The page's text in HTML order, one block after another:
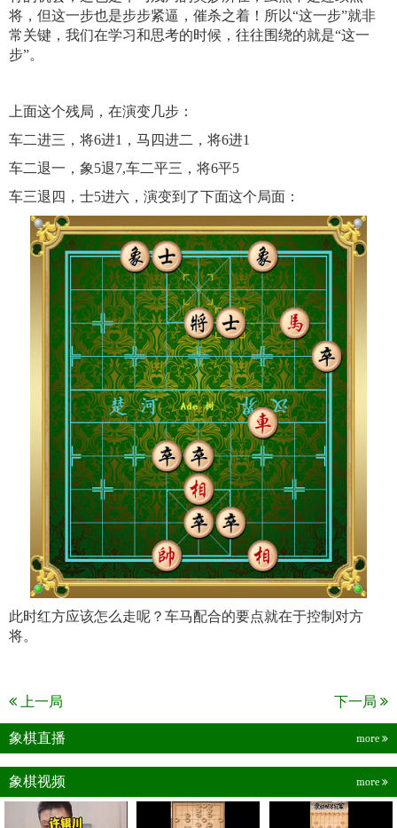
将，但这一步也是步步紧逼，催杀之着！所以“这一步”就非
常关键，我们在学习和思考的时候，往往围绕的就是“这一
步”。
上面这个残局，在演变几步：
车二进三，将6进1，马四进二，将6进1
车二退一，象5退7,车二平三，将6平5
车三退四，士5进六，演变到了下面这个局面：
此时红方应该怎么走呢？车马配合的要点就在于控制对方
将。
上一局 下一局
象棋直播 more
象棋视频 more